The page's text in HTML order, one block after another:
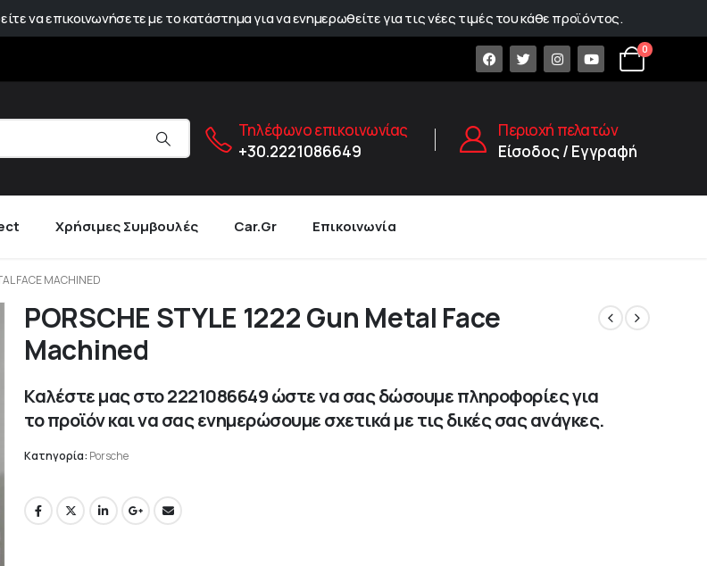
να επικοινωνήσετε με το κατάστημα για να ενημερωθείτε για τις νέες τιμές του κάθε προϊόντος.
0
Τηλέφωνο επικοινωνίας
+30.2221086649
Περιοχή πελατών
Είσοδος / Εγγραφή
Χρήσιμες Συμβουλές Car.gr Επικοινωνία
FACE MACHINED
PORSCHE STYLE 1222 Gun Metal Face
Machined
Καλέστε μας στο2221086649ώστε να σας δώσουμε πληροφορίες για
το προϊόν και να σας ενημερώσουμε σχετικά με τις δικές σας ανάγκες.
Κατηγορία: Porsche